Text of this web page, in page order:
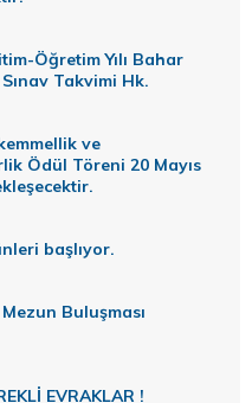
Öğretim Yılı Bahar
Takvimi Hk.
ve
Ödül Töreni 20 Mayıs
başlıyor.
Buluşması
EVRAKLAR !